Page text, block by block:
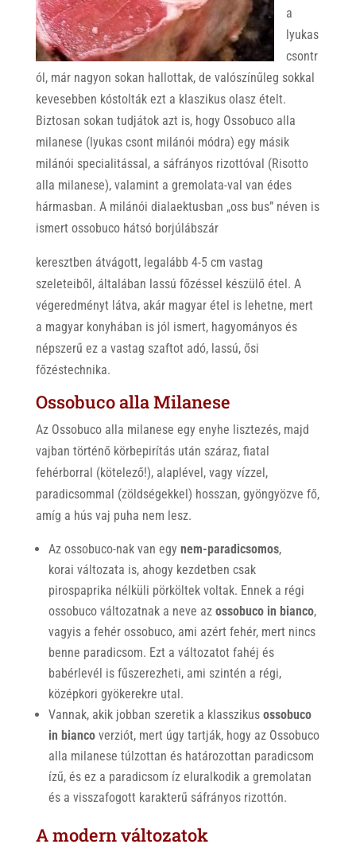
a
lyukas
csontr
ól, már nagyon sokan hallottak, de valószínűleg sokkal
kevesebben kóstolták ezt a klaszikus olasz ételt.
Biztosan sokan tudjátok azt is, hogy Ossobuco alla
milanese (lyukas csont milánói módra) egy másik
milánói specialitással, a sáfrányos rizottóval (Risotto
alla milanese), valamint a gremolata-val van édes
hármasban. A milánói dialaektusban „oss bus” néven is
ismert ossobuco hátsó borjúlábszár
keresztben átvágott, legalább 4-5 cm vastag
szeleteiből, általában lassú főzéssel készülő étel. A
végeredményt látva, akár magyar étel is lehetne, mert
a magyar konyhában is jól ismert, hagyományos és
népszerű ez a vastag szaftot adó, lassú, ősi
főzéstechnika.
Ossobuco alla Milanese
Az Ossobuco alla milanese egy enyhe lisztezés, majd
vajban történő körbepirítás után száraz, fiatal
fehérborral (kötelező!), alaplével, vagy vízzel,
paradicsommal (zöldségekkel) hosszan, gyöngyözve fő,
amíg a hús vaj puha nem lesz.
Az ossobuco-nak van egy nem-paradicsomos,
korai változata is, ahogy kezdetben csak
pirospaprika nélküli pörköltek voltak. Ennek a régi
ossobuco változatnak a neve az ossobuco in bianco,
vagyis a fehér ossobuco, ami azért fehér, mert nincs
benne paradicsom. Ezt a változatot fahéj és
babérlevél is fűszerezheti, ami szintén a régi,
középkori gyökerekre utal.
Vannak, akik jobban szeretik a klasszikus ossobuco
in biancoverziót, mert úgy tartják, hogy az Ossobuco
alla milanese túlzottan és határozottan paradicsom
ízű, és ez a paradicsom íz eluralkodik a gremolatan
és a visszafogott karakterű sáfrányos rizottón.
A modern változatok